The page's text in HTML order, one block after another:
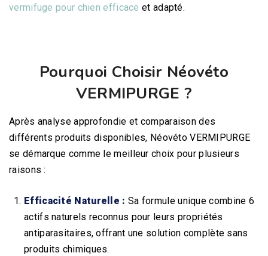
vermifuge pour chien efficace et adapté.
Pourquoi Choisir Néovéto
VERMIPURGE ?
Après analyse approfondie et comparaison des
différents produits disponibles, Néovéto VERMIPURGE
se démarque comme le meilleur choix pour plusieurs
raisons :
Efficacité Naturelle : Sa formule unique combine 6
actifs naturels reconnus pour leurs propriétés
antiparasitaires, offrant une solution complète sans
produits chimiques.